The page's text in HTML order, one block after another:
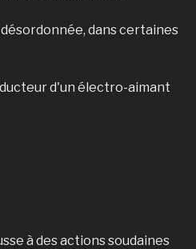
dans certaines
d'un électro-aimant
à des actions soudaines